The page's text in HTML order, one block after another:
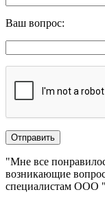
Ваш вопрос:
"Мне все
возникающие
специалистам ООО